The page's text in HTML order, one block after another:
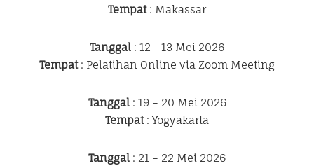
Tempat: Makassar
Tanggal : 12 - 13 Mei 2026
Tempat: Pelatihan Online via Zoom Meeting
Tanggal: 19 – 20 Mei 2026
Tempat: Yogyakarta
Tanggal : 21 – 22 Mei 2026